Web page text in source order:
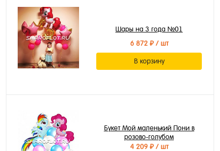
Шары на 3 года №01
6 872 ₽/ шт
В корзину
Букет Мой маленький Пони в
розово-голубом
4 209 ₽/ шт